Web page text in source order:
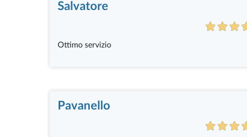
Salvatore
Ottimo servizio
Pavanello